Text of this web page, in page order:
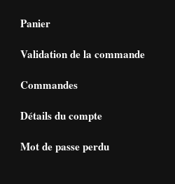
Panier
Validation de la commande
Commandes
Détails du compte
Mot de passe perdu